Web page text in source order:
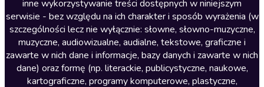
Literatura faktu
Literatura obyczajowa
Literatura piękna obca
Literatura piękna polska
inne wykorzystywanie treści dostępnych w niniejszym
serwisie - bez względu na ich charakter i sposób wyrażenia (w
szczególności lecz nie wyłącznie: słowne, słowno-muzyczne,
muzyczne, audiowizualne, audialne, tekstowe, graficzne i
zawarte w nich dane i informacje, bazy danych i zawarte w nich
dane) oraz formę (np. literackie, publicystyczne, naukowe,
kartograficzne, programy komputerowe, plastyczne,